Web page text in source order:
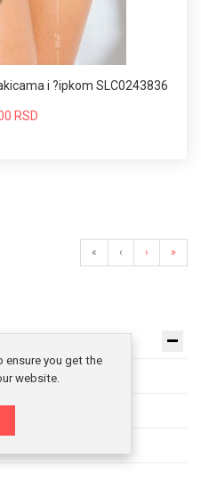
i ?ipkom SLC0243836
RSD
« ‹ › »
you get the
website.